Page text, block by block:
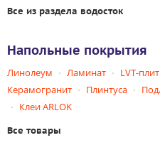
Все из раздела водосток
Напольные покрытия
Линолеум Ламинат
LVT-
Керамогранит
Плинтуса
Клеи ARLOK
Все товары